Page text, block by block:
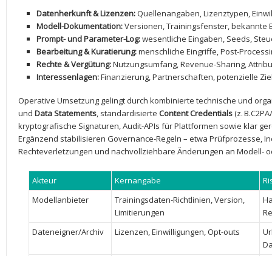
Datenherkunft & Lizenzen:Quellenangaben, Lizenztypen,
Modell-Dokumentation:‍Versionen, Trainingsfenster,⁣ bekannte
Prompt- und Parameter-Log:wesentliche Eingaben, Seeds,
Bearbeitung & Kuratierung:menschliche Eingriffe,‌ Post-
Rechte & Vergütung:Nutzungsumfang, Revenue-Sharing,
Interessenlagen:Finanzierung, Partnerschaften, potenzielle
Operative Umsetzung gelingt durch kombinierte technische ​und
und Data Statements, standardisierte Content Credentials⁢(z.
kryptografische Signaturen, Audit-APIs für​ Plattformen sowie klar
Ergänzend stabilisieren Governance-Regeln – etwa Prüfprozesse,
Rechteverletzungen und nachvollziehbare Änderungen an Modell-
Akteur Kernangabe
Modellanbieter
Trainingsdaten-Richtlinien, Version, ​
Limitierungen
Dateneigner/Archiv
Lizenzen, Einwilligungen, Opt-outs